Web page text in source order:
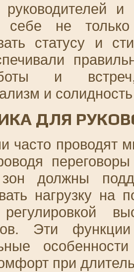
и
себе не
статусу и
и встреч,
и
ДЛЯ
часто проводят
должны
нагрузку на
Эти
при